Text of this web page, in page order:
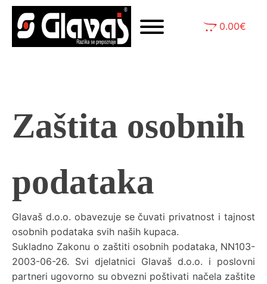
0.00€
Zaštita osobnih
podataka
Glavaš d.o.o. obavezuje se čuvati privatnost i tajnost
osobnih podataka svih naših kupaca.
Sukladno Zakonu o zaštiti osobnih podataka, NN103-
2003-06-26. Svi djelatnici Glavaš d.o.o. i poslovni
partneri ugovorno su obvezni poštivati načela zaštite